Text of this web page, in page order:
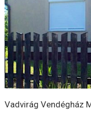
Vadvirág Vendégház